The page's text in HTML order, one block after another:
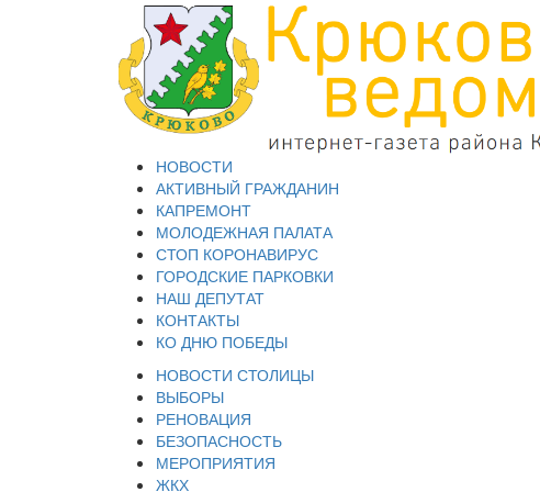
НОВОСТИ
АКТИВНЫЙ ГРАЖДАНИН
КАПРЕМОНТ
МОЛОДЕЖНАЯ ПАЛАТА
СТОП КОРОНАВИРУС
ГОРОДСКИЕ ПАРКОВКИ
НАШ ДЕПУТАТ
КОНТАКТЫ
КО ДНЮ ПОБЕДЫ
НОВОСТИ СТОЛИЦЫ
ВЫБОРЫ
РЕНОВАЦИЯ
БЕЗОПАСНОСТЬ
МЕРОПРИЯТИЯ
ЖКХ